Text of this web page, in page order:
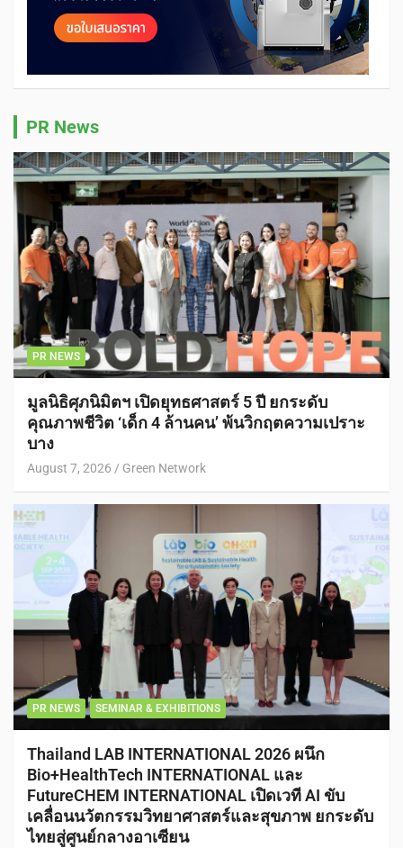
PR News
PR NEWS
มูลนิธิศุภนิมิตฯ เปิดยุทธศาสตร์ 5 ปี ยกระดับ
คุณภาพชีวิต ‘เด็ก 4 ล้านคน’ พ้นวิกฤตความเปราะ
บาง
August 7, 2026 Green Network
PR NEWS SEMINAR & EXHIBITIONS
Thailand LAB INTERNATIONAL 2026 ผนึก
Bio+HealthTech INTERNATIONAL และ
FutureCHEM INTERNATIONAL เปิดเวที AI ขับ
เคลื่อนนวัตกรรมวิทยาศาสตร์และสุขภาพ ยกระดับ
ไทยสู่ศูนย์กลางอาเซียน